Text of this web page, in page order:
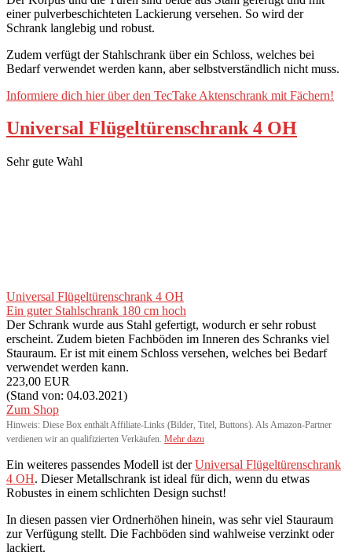
einer pulverbeschichteten Lackierung versehen. So wird der
Schrank langlebig und robust.
Zudem verfügt der Stahlschrank über ein Schloss, welches bei
Bedarf verwendet werden kann, aber selbstverständlich nicht muss.
Informiere dich hier über den TecTake Aktenschrank mit Fächern!
Universal Flügeltürenschrank 4 OH
Sehr gute Wahl
Universal Flügeltürenschrank 4 OH
Ein guter Stahlschrank 180 cm hoch
Der Schrank wurde aus Stahl gefertigt, wodurch er sehr robust
erscheint. Zudem bieten Fachböden im Inneren des Schranks viel
Stauraum. Er ist mit einem Schloss versehen, welches bei Bedarf
verwendet werden kann.
223,00 EUR
(Stand von: 04.03.2021)
Zum Shop
Hinweis: Diese Box enthält Affiliate-Links (Bilder, Titel, Buttons). Als Amazon-Partner
verdienen wir an qualifizierten Verkäufen. Mehr dazu
Ein weiteres passendes Modell ist derUniversal Flügeltürenschrank
4 OH. Dieser Metallschrank ist ideal für dich, wenn du etwas
Robustes in einem schlichten Design suchst!
In diesen passen vier Ordnerhöhen hinein, was sehr viel Stauraum
zur Verfügung stellt. Die Fachböden sind wahlweise verzinkt oder
lackiert.